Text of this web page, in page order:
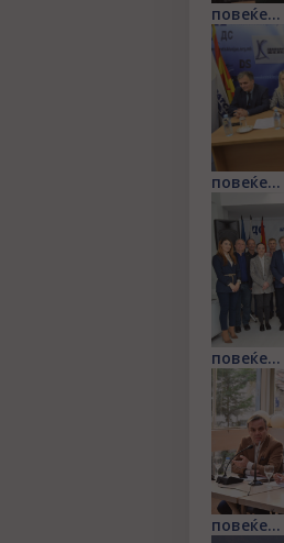
повеќе...
повеќе...
повеќе...
повеќе...